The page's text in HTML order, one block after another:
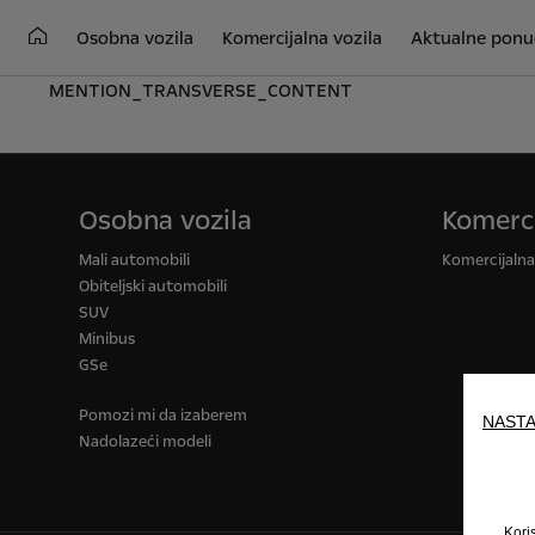
Osobna vozila Komercijalna vozila Aktualne
MENTION_TRANSVERSE_CONTENT
Osobna vozila
Mali automobili
Obiteljski automobili
SUV
Minibus
GSe
Pomozi mi da izaberem
Nadolazeći modeli